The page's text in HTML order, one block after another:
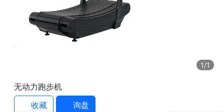
1/1
无动力跑步机
收藏
询盘